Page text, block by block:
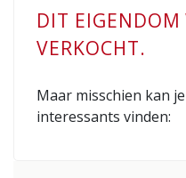
DIT EIGENDOM
VERKOCHT.
Maar misschien kan
interessants vinden: